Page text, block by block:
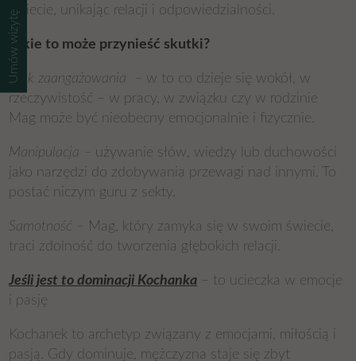
Umów wizytę
świecie, unikając relacji i odpowiedzialności.
Jakie to może przynieść skutki?
Brak zaangażowania – w to co dzieje się wokół, w
rzeczywistość – w pracy, w związku czy w rodzinie
Mag może być nieobecny emocjonalnie i fizycznie.
Manipulacja – używanie słów, wiedzy lub duchowości
jako narzędzi do zdobywania przewagi nad innymi. To
postać niczym guru z sekty.
Samotność
– Mag, który zamyka się w swoim świecie,
traci zdolność do tworzenia głębokich relacji.
Jeśli jest to dominacji Kochanka – to ucieczka w emocje
i pasję
Kochanek to archetyp związany z emocjami, miłością i
pasją. Gdy dominuje, mężczyzna staje się zbyt